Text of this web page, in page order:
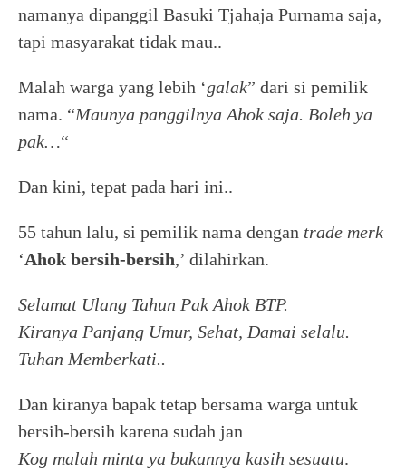
namanya dipanggil Basuki Tjahaja Purnama saja,
tapi masyarakat tidak mau..
Malah warga yang lebih ‘galak” dari si pemilik
nama. “Maunya panggilnya Ahok saja. Boleh ya
pak…“
Dan kini, tepat pada hari ini..
55 tahun lalu, si pemilik nama dengan trade merk
‘Ahok bersih-bersih,’ dilahirkan.
Selamat Ulang Tahun Pak Ahok BTP.
Kiranya Panjang Umur, Sehat, Damai selalu.
Tuhan Memberkati..
Dan kiranya bapak tetap bersama warga untuk
bersih-bersih karena sudah jan
Kog malah minta ya bukannya kasih sesuatu.